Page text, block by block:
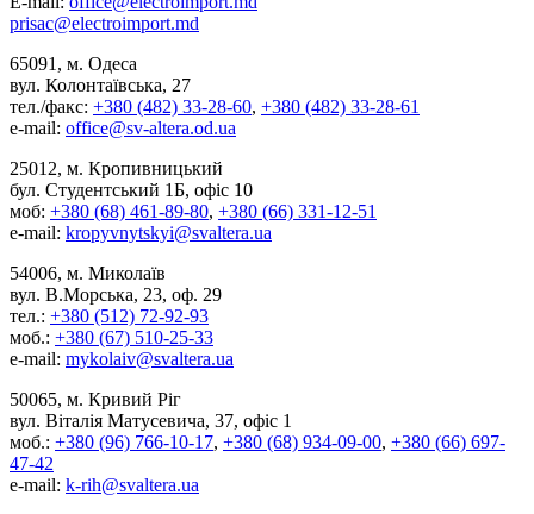
prisac@electroimport.md
65091, м. Одеса
вул. Колонтаївська, 27
тел./факс: +380 (482) 33-28-60, +380 (482) 33-28-61
e-mail: office@sv-altera.od.ua
25012, м. Кропивницький
бул. Студентський 1Б, офіс 10
моб: +380 (68) 461-89-80, +380 (66) 331-12-51
e-mail: kropyvnytskyi@svaltera.ua
54006, м. Миколаїв
вул. В.Морська, 23, оф. 29
тел.: +380 (512) 72-92-93
моб.: +380 (67) 510-25-33
e-mail: mykolaiv@svaltera.ua
50065, м. Кривий Ріг
вул. Віталія Матусевича, 37, офіс 1
моб.: +380 (96) 766-10-17, +380 (68) 934-09-00, +380 (66) 697-
47-42
e-mail: k-rih@svaltera.ua